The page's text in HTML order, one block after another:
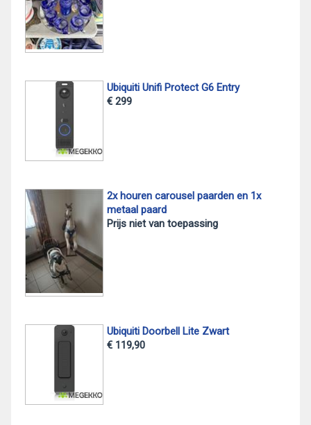
Ubiquiti Unifi Protect G6 Entry
€ 299
2x houren carousel paarden en 1x
metaal paard
Prijs niet van toepassing
Ubiquiti Doorbell Lite Zwart
€ 119,90